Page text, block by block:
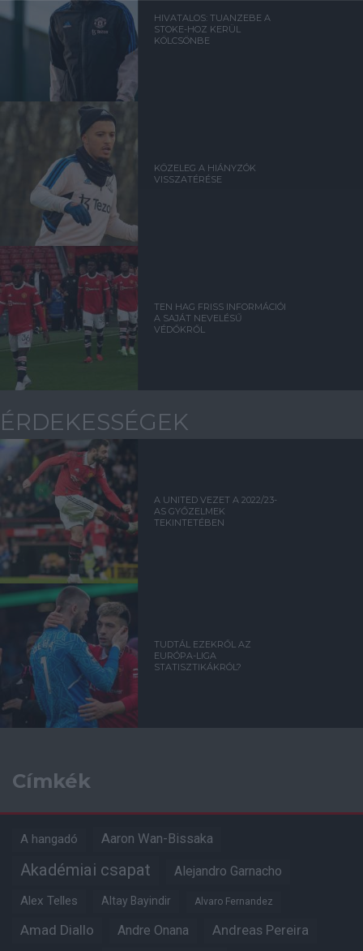
HIVATALOS: TUANZEBE A
STOKE-HOZ KERÜL
KÖLCSÖNBE
KÖZELEG A HIÁNYZÓK
VISSZATÉRÉSE
TEN HAG FRISS INFORMÁCIÓI
A SAJÁT NEVELÉSŰ
VÉDŐKRŐL
ÉRDEKESSÉGEK
A UNITED VEZET A 2022/23-
AS GYŐZELMEK
TEKINTETÉBEN
TUDTÁL EZEKRŐL AZ
EURÓPA-LIGA
STATISZTIKÁKRÓL?
Címkék
A hangadó Aaron Wan-Bissaka
Akadémiai csapat Alejandro Garnacho
Alex Telles Altay Bayindir Alvaro Fernandez
Amad Diallo Andre Onana Andreas Pereira